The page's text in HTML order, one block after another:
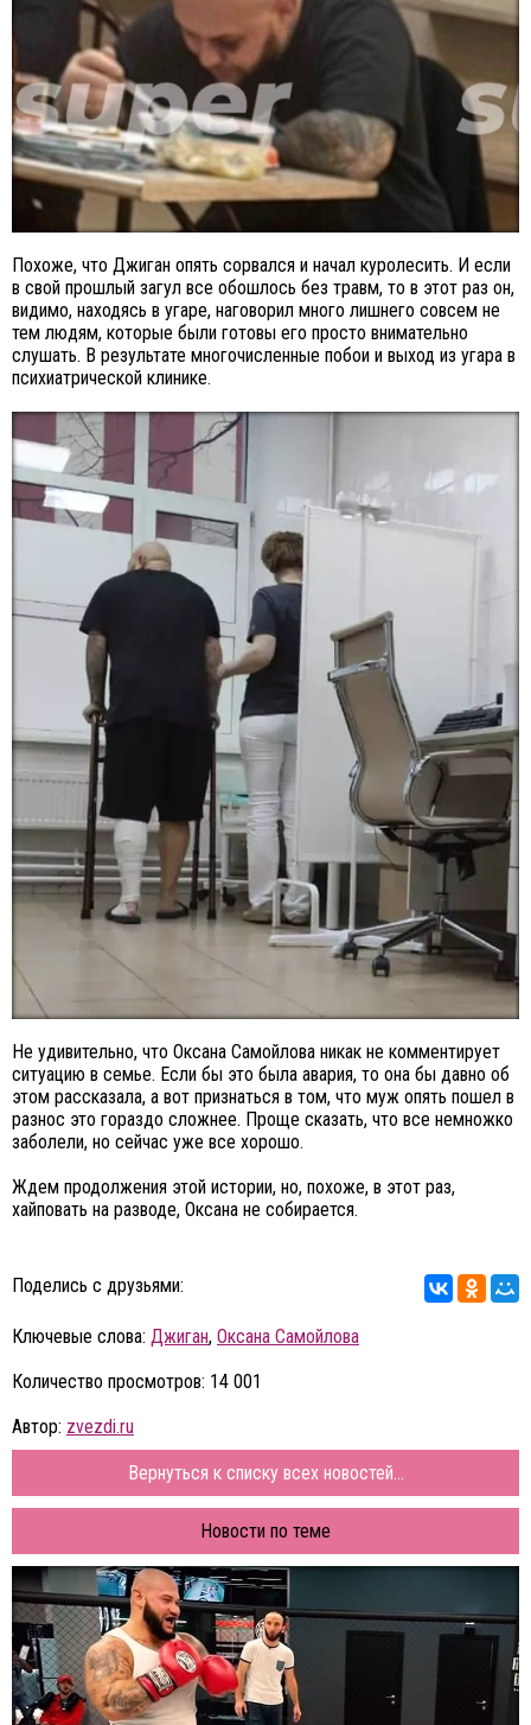
Похоже, что Джиган опять сорвался и начал куролесить. И если
в свой прошлый загул все обошлось без травм, то в этот раз он,
видимо, находясь в угаре, наговорил много лишнего совсем не
тем людям, которые были готовы его просто внимательно
слушать. В результате многочисленные побои и выход из угара в
психиатрической клинике.
Не удивительно, что Оксана Самойлова никак не комментирует
ситуацию в семье. Если бы это была авария, то она бы давно об
этом рассказала, а вот признаться в том, что муж опять пошел в
разнос это гораздо сложнее. Проще сказать, что все немножко
заболели, но сейчас уже все хорошо.
Ждем продолжения этой истории, но, похоже, в этот раз,
хайповать на разводе, Оксана не собирается.
Поделись с друзьями:
Ключевые слова: Джиган, Оксана Самойлова
Количество просмотров: 14 001
Автор: zvezdi.ru
Вернуться к списку всех новостей...
Новости по теме